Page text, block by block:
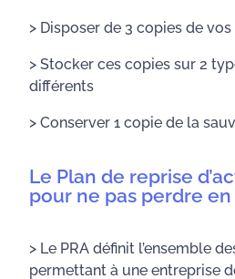
> Disposer de 3 copies de
> Stocker ces copies sur 2
différents
> Conserver 1 copie de la
Le Plan de reprise
pour ne pas perdre
> Le PRA définit l’ensemble
permettant à une entreprise